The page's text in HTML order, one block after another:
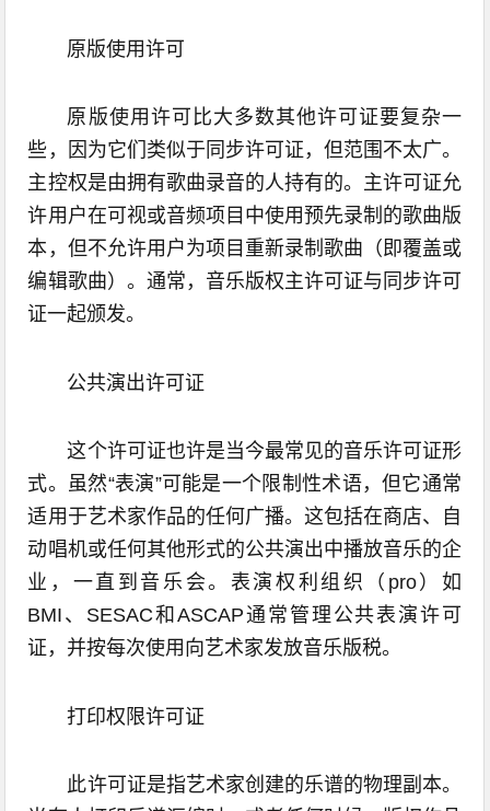
原版使用许可
原版使用许可比大多数其他许可证要复杂一
些，因为它们类似于同步许可证，但范围不太广。
主控权是由拥有歌曲录音的人持有的。主许可证允
许用户在可视或音频项目中使用预先录制的歌曲版
本，但不允许用户为项目重新录制歌曲（即覆盖或
编辑歌曲）。通常，音乐版权主许可证与同步许可
证一起颁发。
公共演出许可证
这个许可证也许是当今最常见的音乐许可证形
式。虽然“表演”可能是一个限制性术语，但它通常
适用于艺术家作品的任何广播。这包括在商店、自
动唱机或任何其他形式的公共演出中播放音乐的企
业，一直到音乐会。表演权利组织（pro）如
BMI、SESAC和ASCAP通常管理公共表演许可
证，并按每次使用向艺术家发放音乐版税。
打印权限许可证
此许可证是指艺术家创建的乐谱的物理副本。